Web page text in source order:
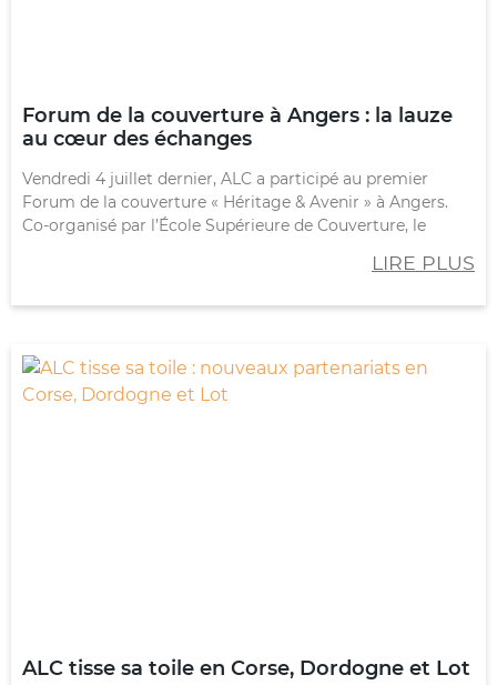
Forum de la couverture à Angers : la lauze
au cœur des échanges
Vendredi 4 juillet dernier, ALC a participé au premier
Forum de la couverture « Héritage & Avenir » à Angers.
Co-organisé par l’École Supérieure de Couverture, le
LIRE PLUS
ALC tisse sa toile en Corse, Dordogne et Lot